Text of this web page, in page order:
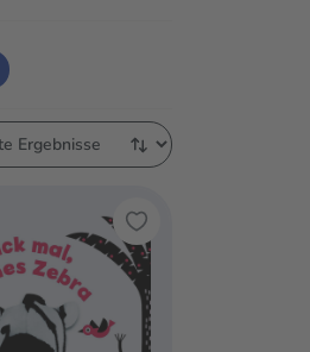
den Filtern navigieren und mit Enter